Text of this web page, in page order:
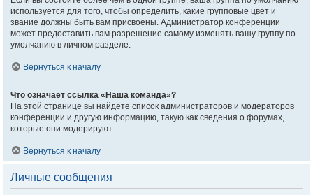
используется для того, чтобы определить, какие групповые цвет и
звание должны быть вам присвоены. Администратор конференции
может предоставить вам разрешение самому изменять вашу группу по
умолчанию в личном разделе.
Вернуться к началу
Что означает ссылка «Наша команда»?
На этой странице вы найдёте список администраторов и модераторов
конференции и другую информацию, такую как сведения о форумах,
которые они модерируют.
Вернуться к началу
Личные сообщения